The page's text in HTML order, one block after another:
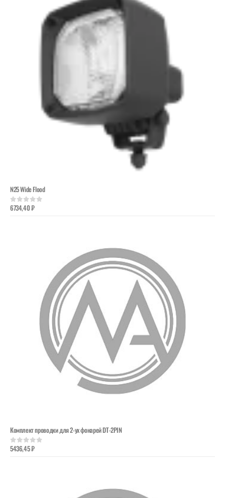
N25 Wide Flood
0out of 5
6734,40₽
Комплект проводки для 2-ух фонарей DT-2PIN
0out of 5
5436,45₽